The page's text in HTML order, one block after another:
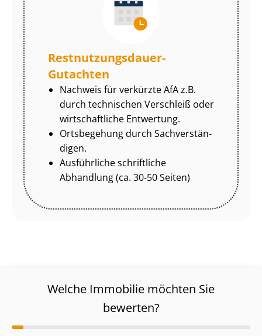
Rest­nut­zungs­dau­er-
Gutachten
Nachweis für verkürzte AfA z.B.
durch technischen Verschleiß oder
wirtschaftliche Entwertung.
Ortsbegehung durch Sach­ver­stän­
di­gen.
Ausführliche schriftliche
Abhandlung (ca. 30-50 Seiten)
Welche Immobilie möchten Sie
bewerten?